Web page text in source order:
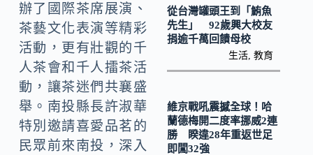
辦了國際茶席展演、
茶藝文化表演等精彩
活動，更有壯觀的千
人茶會和千人擂茶活
動，讓茶迷們共襄盛
舉。南投縣長許淑華
特別邀請喜愛品茗的
民眾前來南投，深入
從台灣罐頭王到「鮪魚
先生」 92歲興大校友
捐逾千萬回饋母校
生活 ,教育
維京戰吼震撼全球！哈
蘭德梅開二度率挪威2連
勝 睽違28年重返世足
即闖32強